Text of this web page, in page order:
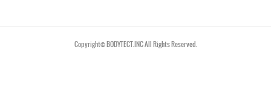
Copyright©︎ BODYTECT.INC All Rights Reserved.